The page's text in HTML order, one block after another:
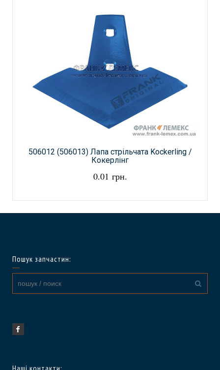
506012 (506013) Лапа стрільчата Kockerling /
Кокерлінг
0.01 грн.
Пошук запчастин: